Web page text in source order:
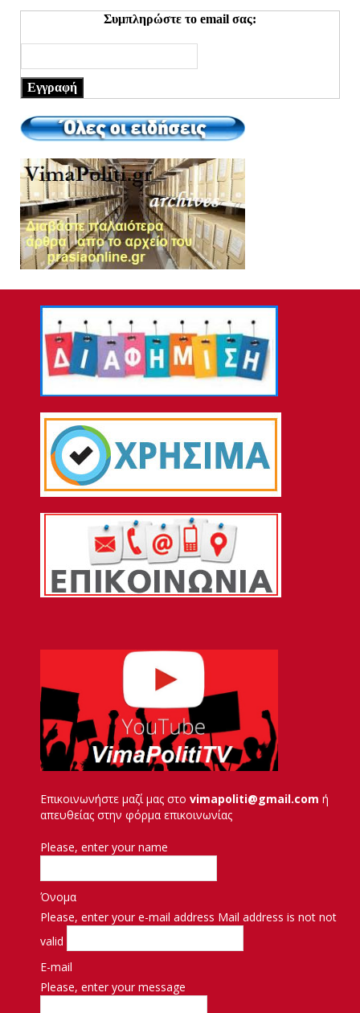
Συμπληρώστε το email σας:
Εγγραφή
Επικοινωνήστε μαζί μας στο vimapoliti@gmail.com ή
απευθείας στην φόρμα επικοινωνίας
Please, enter your name
Όνομα
Please, enter your e-mail address Mail address is not not
valid
E-mail
Please, enter your message